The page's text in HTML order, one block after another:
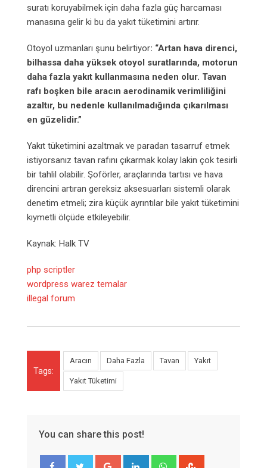
suratı koruyabilmek için daha fazla güç harcaması
manasına gelir ki bu da yakıt tüketimini artırır.
Otoyol uzmanları şunu belirtiyor: “Artan hava direnci,
bilhassa daha yüksek otoyol suratlarında, motorun
daha fazla yakıt kullanmasına neden olur. Tavan
rafı boşken bile aracın aerodinamik verimliliğini
azaltır, bu nedenle kullanılmadığında çıkarılması
en güzelidir.”
Yakıt tüketimini azaltmak ve paradan tasarruf etmek
istiyorsanız tavan rafını çıkarmak kolay lakin çok tesirli
bir tahlil olabilir. Şoförler, araçlarında tartısı ve hava
direncini artıran gereksiz aksesuarları sistemli olarak
denetim etmeli; zira küçük ayrıntılar bile yakıt tüketimini
kıymetli ölçüde etkileyebilir.
Kaynak: Halk TV
php scriptler
wordpress warez temalar
illegal forum
Tags:
Aracın Daha Fazla Tavan Yakıt
Yakıt Tüketimi
You can share this post!
Google+ LinkedIn Whatsapp